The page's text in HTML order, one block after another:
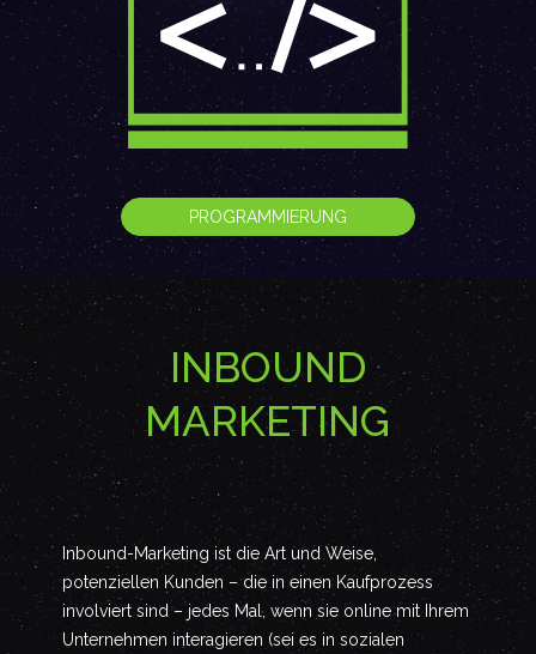
PROGRAMMIERUNG
INBOUND
MARKETING
Inbound-Marketing ist die Art und Weise,
potenziellen Kunden – die in einen Kaufprozess
involviert sind – jedes Mal, wenn sie online mit Ihrem
Unternehmen interagieren (sei es in sozialen